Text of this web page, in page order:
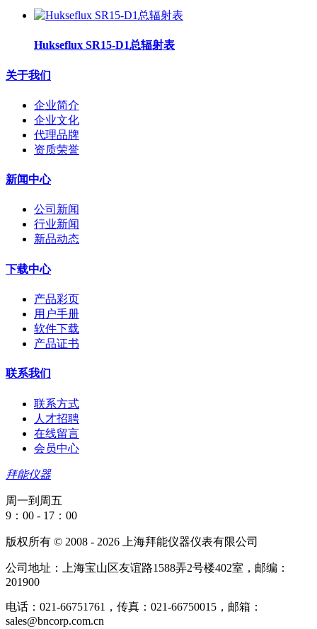
Hukseflux SR15-D1总辐射表
关于我们
企业简介
企业文化
代理品牌
资质荣誉
新闻中心
公司新闻
行业新闻
新品动态
下载中心
产品彩页
用户手册
软件下载
产品证书
联系我们
联系方式
人才招聘
在线留言
会员中心
拜能仪器
周一到周五
9：00 - 17：00
版权所有 © 2008 - 2026 上海拜能仪器仪表有限公司
公司地址：上海宝山区友谊路1588弄2号楼402室，邮编：
201900
电话：021-66751761，传真：021-66750015，邮箱：
sales@bncorp.com.cn